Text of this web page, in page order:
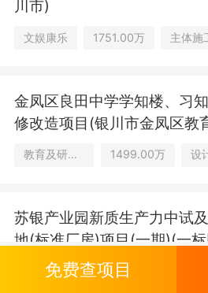
川市)
文娱康乐 1751.00万 主体施
金凤区良田中学学知楼、习
修改造项目(银川市金凤区教
教育及研究设施 1499.00万 设
苏银产业园新质生产力中试
地(标准厂房)项目(一期)(一
业发展有限公司)
免费查项目